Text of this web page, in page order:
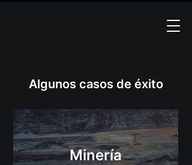
Algunos casos de éxito
Minería